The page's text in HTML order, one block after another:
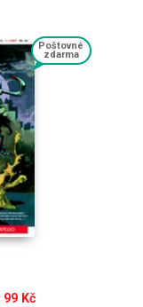
Poštovné
zdarma
99 Kč